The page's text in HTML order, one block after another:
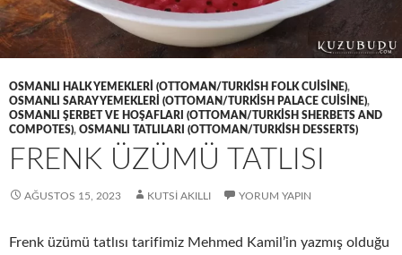
OSMANLI HALK YEMEKLERI (OTTOMAN/TURKISH FOLK CUISINE),
OSMANLI SARAY YEMEKLERI (OTTOMAN/TURKISH PALACE CUISINE),
OSMANLI ŞERBET VE HOŞAFLARI (OTTOMAN/TURKISH SHERBETS AND
COMPOTES), OSMANLI TATLILARI (OTTOMAN/TURKISH DESSERTS)
FRENK ÜZÜMÜ TATLISI
AĞUSTOS 15, 2023 KUTSI AKILLI YORUM YAPIN
Frenk üzümü tatlısı tarifimiz Mehmed Kamil’in yazmış olduğu